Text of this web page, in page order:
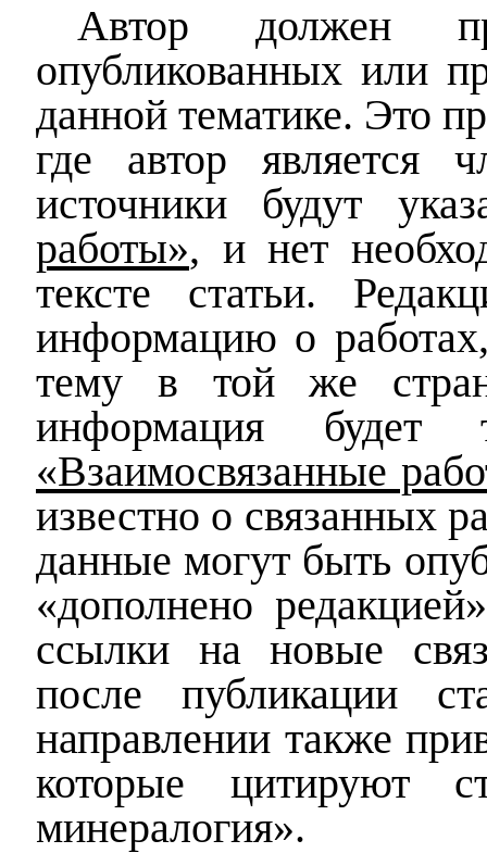
Автор должен
опубликованных или
данной тематике. Это
где автор является
источники будут
работы», и нет
тексте статьи.
информацию о
тему в той же
информация
«Взаимосвязанные
известно о связанных
данные могут быть
«дополнено
ссылки на новые
после публикации
направлении также
которые цитируют
минералогия».